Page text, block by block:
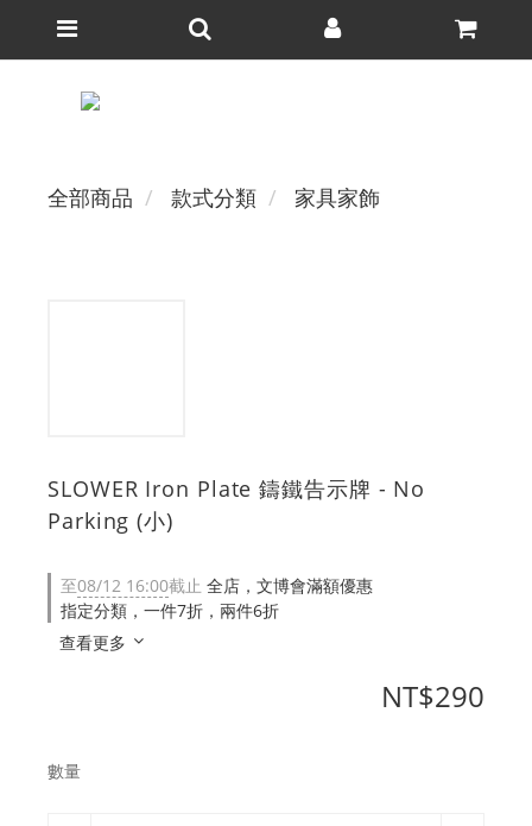
全部商品 款式分類 家具家飾
SLOWER Iron Plate 鑄鐵告示牌 - No
Parking (小)
至08/12 16:00截止 全店，文博會滿額優惠
指定分類，一件7折，兩件6折
查看更多
NT$290
數量